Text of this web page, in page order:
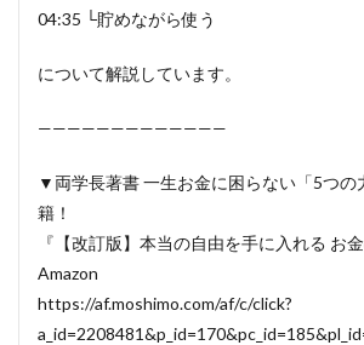
04:35 └貯めながら使う
について解説しています。
—————————————
▼両学長著書 一生お金に困らない「5つの
籍！
『【改訂版】本当の自由を手に入れる お金
Amazon
https://af.moshimo.com/af/c/click?